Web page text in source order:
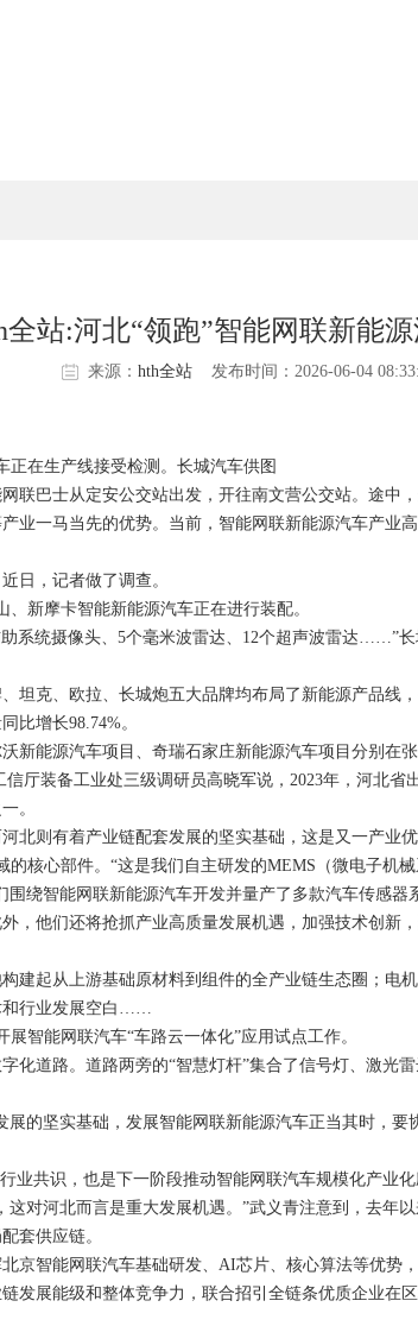
全站:河北“领跑”智能网联新能
来源： hth全站 发布时间：2026-06-04
在生产线接受检测。长城汽车供图
巴士从定安公交站出发，开往南文营公交站。途中
一马当先的优势。当前，智能网联新能源汽车产业
日，记者做了调查。
新摩卡智能新能源汽车正在进行装配。
统摄像头、5个毫米波雷达、12个超声波雷达……”
克、欧拉、长城炮五大品牌均布局了新能源产品线
比增长98.74%。
能源汽车项目、奇瑞石家庄新能源汽车项目分别在张
装备工业处三级调研员高晓军说，2023年，河北
。
则有着产业链配套发展的坚实基础，这是又一产业优
心部件。“这是我们自主研发的MEMS（微电子机
绕智能网联新能源汽车开发并量产了多款汽车传感器
他们还将抢抓产业高质量发展机遇，加强技术创新
起从上游基础原材料到组件的全产业链生态圈；电
和行业发展空白……
能网联汽车“车路云一体化”应用试点工作。
道路。道路两旁的“智慧灯杆”集合了信号灯、激光
坚实基础，发展智能网联新能源汽车正当其时，要
共识，也是下一阶段推动智能网联汽车规模化产业化
河北而言是重大发展机遇。”武义青注意到，去年
套供应链。
智能网联汽车基础研发、AI芯片、核心算法等优势
发展能级和整体竞争力，联合招引全链条优质企业在